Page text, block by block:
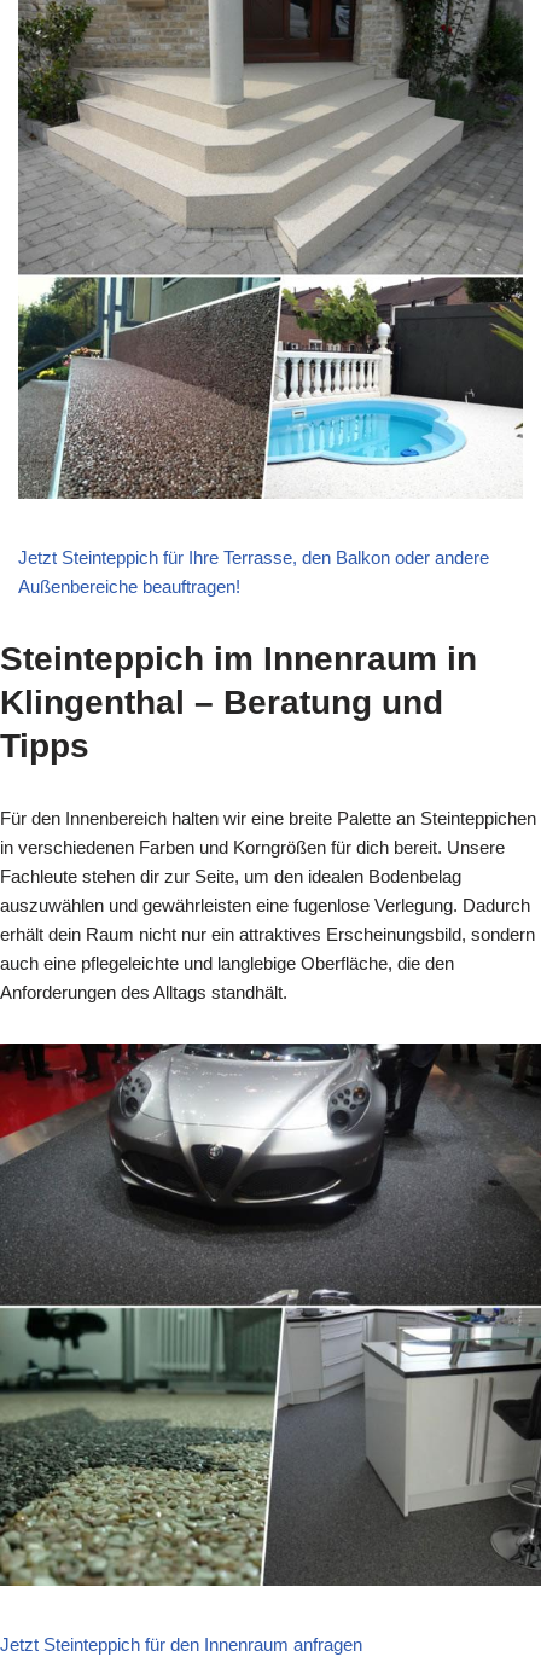
Jetzt Steinteppich für Ihre Terrasse, den Balkon oder andere
Außenbereiche beauftragen!
Steinteppich im Innenraum in
Klingenthal – Beratung und
Tipps
Für den Innenbereich halten wir eine breite Palette an Steinteppichen
in verschiedenen Farben und Korngrößen für dich bereit. Unsere
Fachleute stehen dir zur Seite, um den idealen Bodenbelag
auszuwählen und gewährleisten eine fugenlose Verlegung. Dadurch
erhält dein Raum nicht nur ein attraktives Erscheinungsbild, sondern
auch eine pflegeleichte und langlebige Oberfläche, die den
Anforderungen des Alltags standhält.
Jetzt Steinteppich für den Innenraum anfragen